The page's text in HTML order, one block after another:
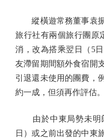
縱橫遊常務董事袁振
旅行社有兩個旅行團原
消，改為搭乘翌日（5
友滯留期間額外食宿開
引退還未使用的團費，
約一成，但須再作評估。
由於中東局勢未明
日）或之前出發的中東